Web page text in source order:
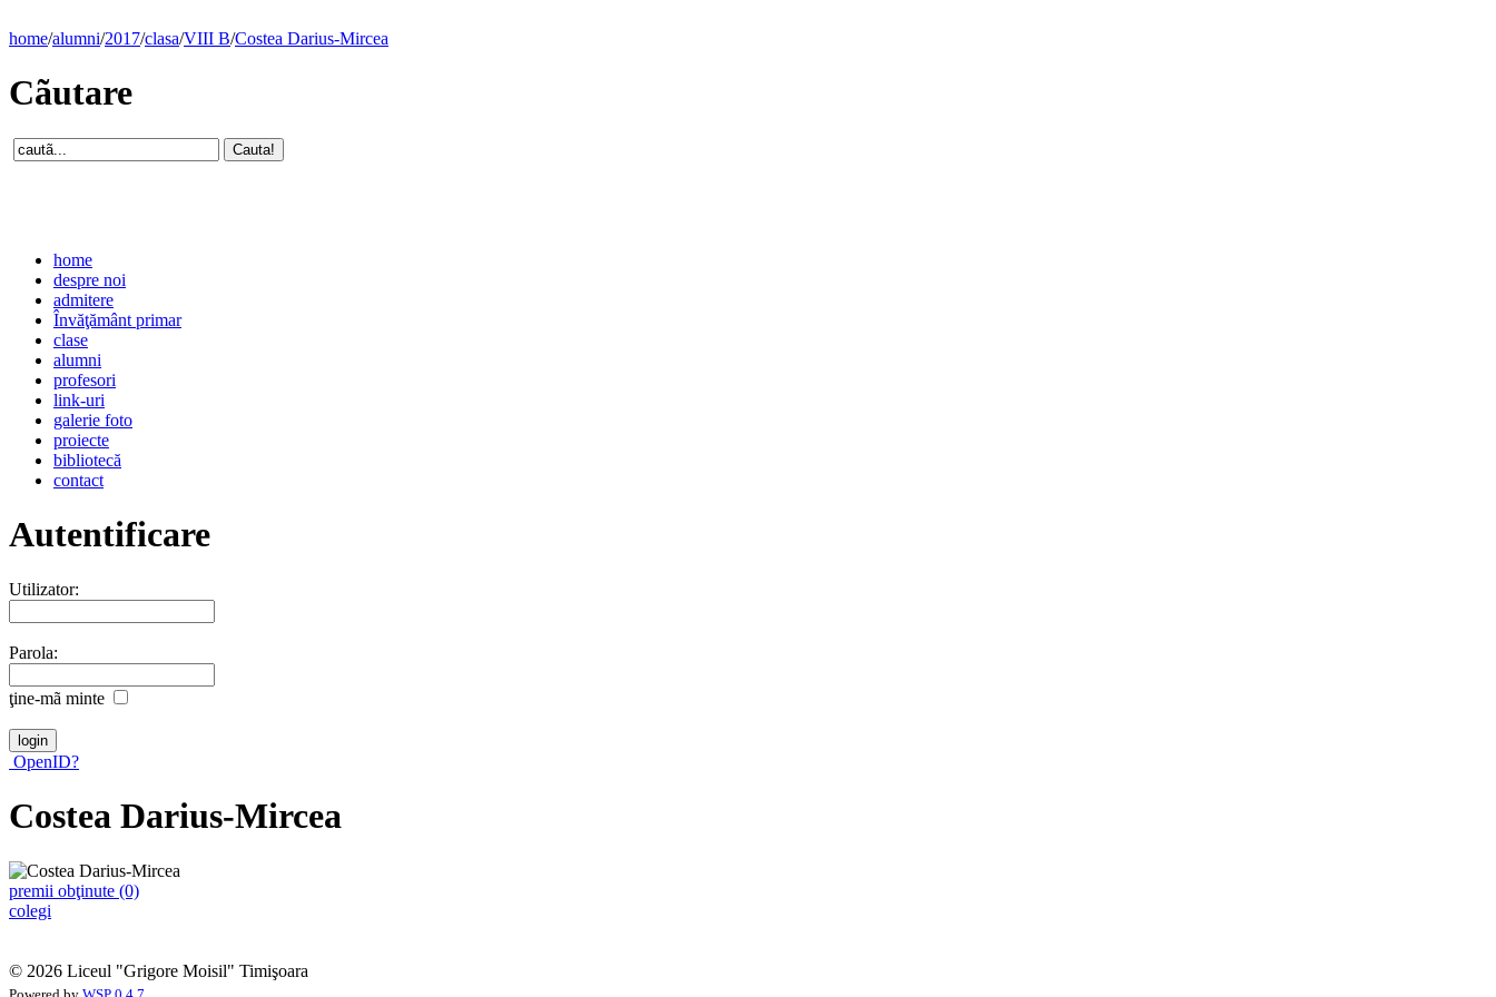
home/alumni/2017/clasa/VIII B/Costea Darius-Mircea
Cãutare
home
despre noi
admitere
Învăţământ primar
clase
alumni
profesori
link-uri
galerie foto
proiecte
bibliotecă
contact
Autentificare
Utilizator:
Parola:
ţine-mã minte
OpenID?
Costea Darius-Mircea
premii obţinute (0)
colegi
© 2026 Liceul "Grigore Moisil" Timişoara